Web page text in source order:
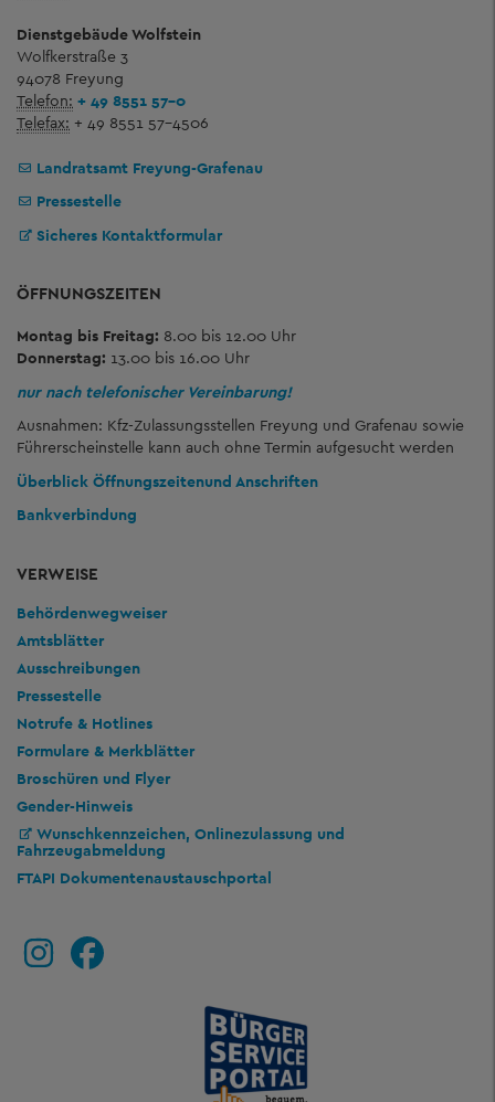
Dienstgebäude Wolfstein
Wolfkerstraße 3
94078 Freyung
Telefon: + 49 8551 57-0
Telefax: + 49 8551 57-4506
Landratsamt Freyung-Grafenau
Pressestelle
Sicheres Kontaktformular
ÖFFNUNGSZEITEN
Montag bis Freitag: 8.00 bis 12.00 Uhr
Donnerstag: 13.00 bis 16.00 Uhr
nur nach telefonischer Vereinbarung!
Ausnahmen: Kfz-Zulassungsstellen Freyung und Grafenau sowie
Führerscheinstelle kann auch ohne Termin aufgesucht werden
Überblick Öffnungszeitenund Anschriften
Bankverbindung
VERWEISE
Behördenwegweiser
Amtsblätter
Ausschreibungen
Pressestelle
Notrufe & Hotlines
Formulare & Merkblätter
Broschüren und Flyer
Gender-Hinweis
Wunschkennzeichen, Onlinezulassung und
Fahrzeugabmeldung
FTAPI Dokumentenaustauschportal